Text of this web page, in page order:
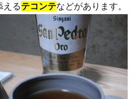
えるテコンテなどがあります。